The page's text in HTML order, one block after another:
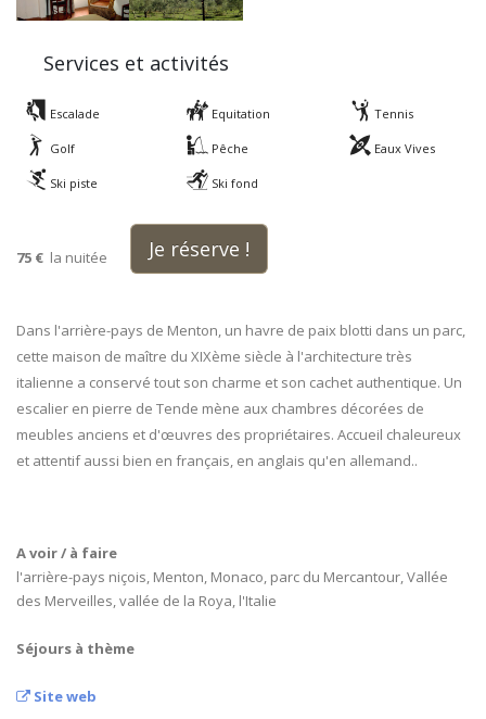
Services et activités
Escalade Equitation Tennis
Golf Pêche Eaux Vives
Ski piste Ski fond
75 € la nuitée Je réserve !
Dans l'arrière-pays de Menton, un havre de paix blotti dans un parc,
cette maison de maître du XIXème siècle à l'architecture très
italienne a conservé tout son charme et son cachet authentique. Un
escalier en pierre de Tende mène aux chambres décorées de
meubles anciens et d'œuvres des propriétaires. Accueil chaleureux
et attentif aussi bien en français, en anglais qu'en allemand..
A voir / à faire
l'arrière-pays niçois, Menton, Monaco, parc du Mercantour, Vallée
des Merveilles, vallée de la Roya, l'Italie
Séjours à thème
Site web